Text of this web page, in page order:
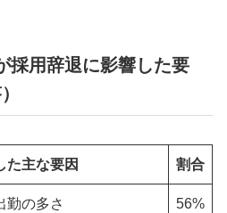
採用辞退に影響した要
た主な要因 割合
勤の多さ 56%